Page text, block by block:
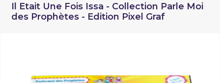
Il Etait Une Fois Issa - Collection Parle Moi
des Prophètes - Edition Pixel Graf